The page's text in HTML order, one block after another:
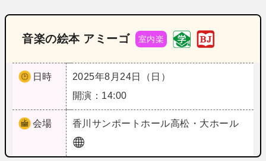
音楽の絵本 アミーゴ 室内楽
日時
2025年8月24日（日）
開演：14:00
会場 香川 サンポートホール高松・大ホール